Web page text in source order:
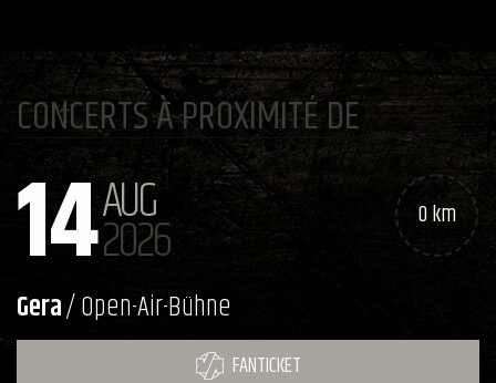
CONCERTS À PROXIMITÉ DE
14AUG
2026 0 km
Gera/ Open-Air-Bühne
FANTICKET